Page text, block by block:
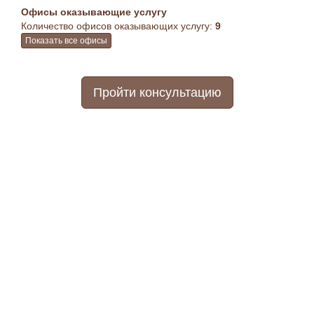
Офисы оказывающие услугу
Количество офисов оказывающих услугу: 9
Показать все офисы
Пройти консультацию